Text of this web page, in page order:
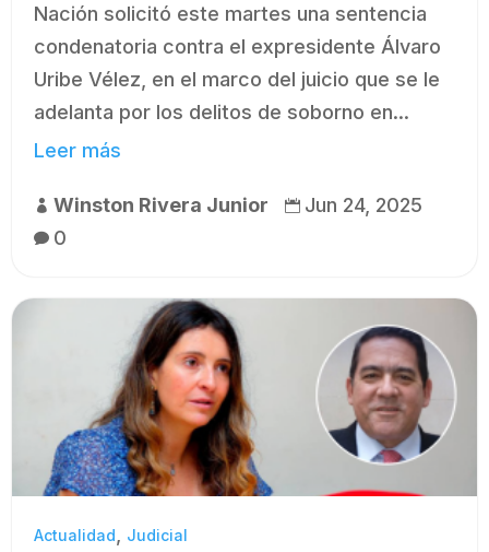
Nación solicitó este martes una sentencia
condenatoria contra el expresidente Álvaro
Uribe Vélez, en el marco del juicio que se le
adelanta por los delitos de soborno en...
Leer más
 Winston Rivera Junior  Jun 24, 2025
 0
Actualidad, Judicial